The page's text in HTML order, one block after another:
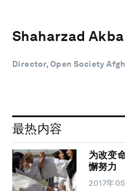
Shaharzad
Director, Open Society
最热内容
为改变
懈努力
2017年